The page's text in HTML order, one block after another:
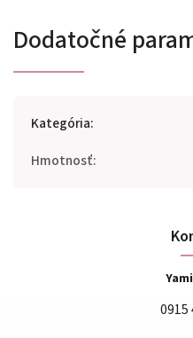
Dodatočné
Kategória:
Hmotnosť:
0915